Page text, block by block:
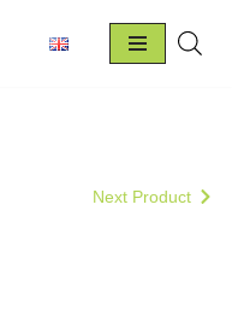
Next Product